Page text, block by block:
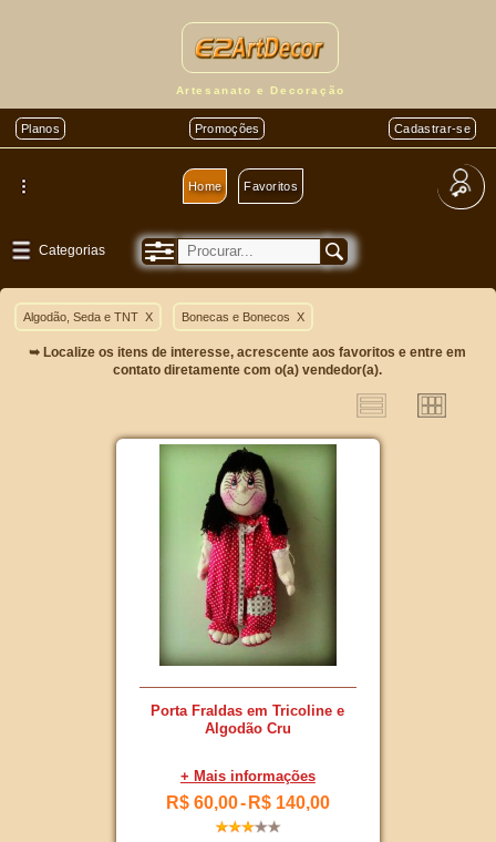
Artesanato e Decoração
Planos Promoções Cadastrar-se
Home Favoritos
Categorias
Algodão, Seda e TNT X Bonecas e Bonecos X
➥ Localize os itens de interesse, acrescente aos favoritos e entre em
contato diretamente com o(a) vendedor(a).
Porta Fraldas em Tricoline e
Algodão Cru
+ Mais informações
R$ 60,00- R$ 140,00